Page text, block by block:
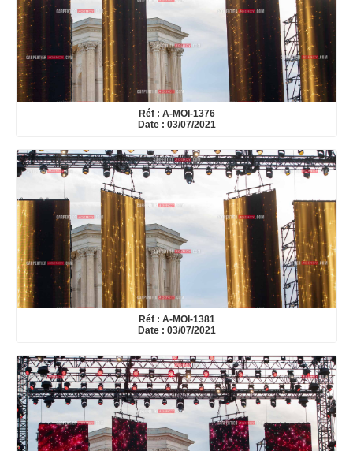
Réf : A-MOI-1376
Date : 03/07/2021
Réf : A-MOI-1381
Date : 03/07/2021